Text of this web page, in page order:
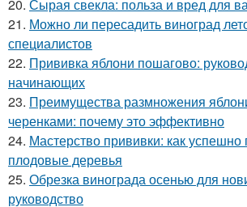
20. Сырая свекла: польза и вред для
21. Можно ли пересадить виноград
специалистов
22. Прививка яблони пошагово:
начинающих
23. Преимущества размножения
черенками: почему это эффективно
24. Мастерство прививки: как успешно
плодовые деревья
25. Обрезка винограда осенью для
руководство